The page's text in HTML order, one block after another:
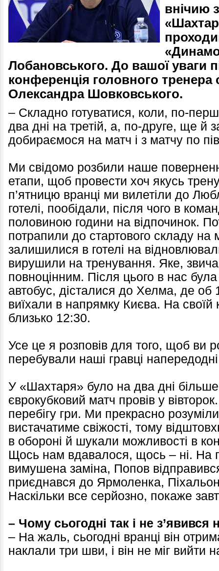
внічию
Лобановського. До вашої уваги
конференція головного тренера
Олександра Шовковського.
– Складно готуватися, коли, по-
два дні на третій, а, по-друге, ще й
добираємося на матч і з матчу по
Ми свідомо розбили наше
етапи, щоб провести хоч якусь
п’ятницю вранці ми вилетіли до
готелі, пообідали, після чого в
половиною години на відпочинок.
потрапили до стартового складу на
залишилися в готелі на
вирушили на тренування. Яке,
повноцінним. Після цього в нас
автобус, дісталися до Хелма, де об
виїхали в напрямку Києва. На своїй
близько 12:30.
Усе це я розповів для того, щоб ви
перебували наші гравці
У «Шахтаря» було на два дні
єврокубковий матч провів у
перебігу гри. Ми прекрасно
вистачатиме свіжості, тому
в обороні й шукали можливості в
Щось нам вдавалося, щось – ні. На
вимушена заміна, Попов
приєднався до Ярмоленка,
Наскільки все серйозно, покаже
– Чому сьогодні так і не
– На жаль, сьогодні вранці він
наклали три шви, і він не міг вийти